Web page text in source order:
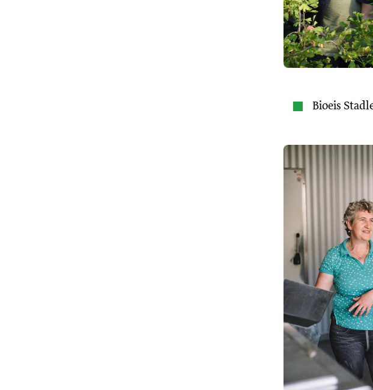
Bioeis